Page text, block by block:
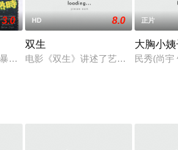
3.0
动，造成了我们的主人公杨醒波（邓一
HD 8.0
双生
电影《双生》讲述了艺术学校学生李
正片
大胸小
民秀(尚宇